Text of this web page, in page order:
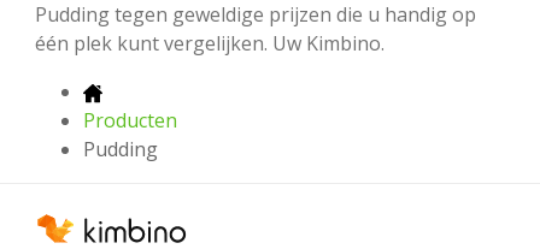
Pudding tegen geweldige prijzen die u handig op
één plek kunt vergelijken. Uw Kimbino.
Producten
Pudding